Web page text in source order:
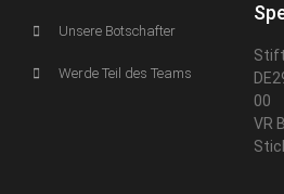
Unsere Botschafter
Werde Teil des Teams
00
VR